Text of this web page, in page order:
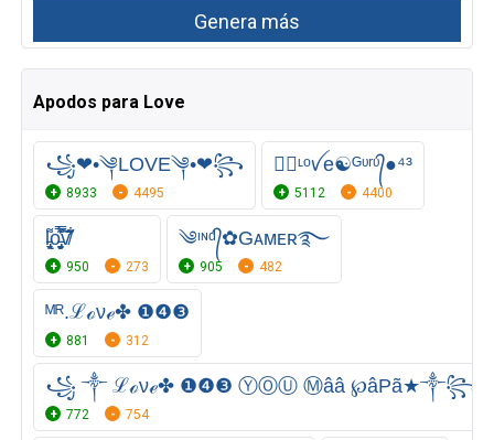
Apodos para Love
꧁❤•༆LOVE༆•❤꧂
8933 4495
●⃝ᶫᵒꪜe☯ᴳᶹʳᶹ᭄●⁴³
5112 4400
l̵̢̟̼͈͌o̵̡͔͍͔̼̯̩̯̿̾́͂͒͠ṽ̸͋̌͊̕
950 273
༄ᶦᶰᵈ᭄✿Gᴀᴍᴇʀ࿐
905 482
ᴹᴿ.ℒℴνℯ✤ ❶❹❸
881 312
꧁⁣ ༒ ℒℴνℯ✤ ❶❹❸ ⓎⓄⓊ Ⓜââ ℘âPã★༒꧂
772 754